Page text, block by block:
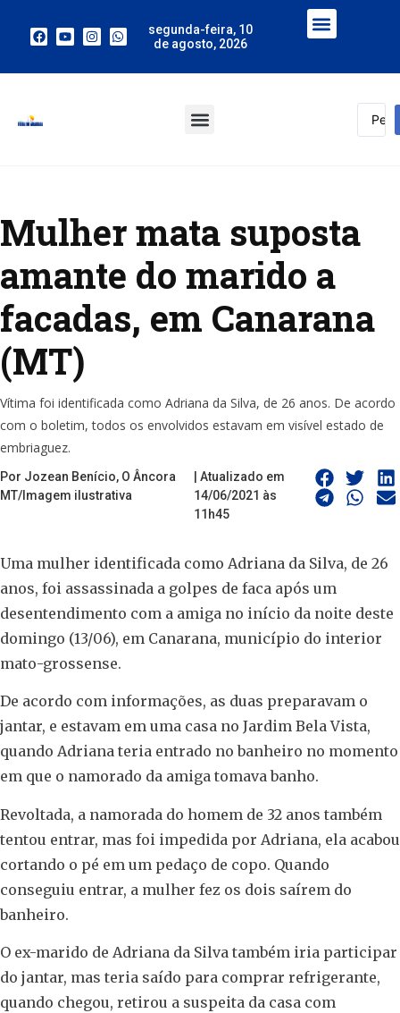
segunda-feira, 10
de agosto, 2026
Mulher mata suposta
amante do marido a
facadas, em Canarana
(MT)
Vítima foi identificada como Adriana da Silva, de 26 anos. De acordo
com o boletim, todos os envolvidos estavam em visível estado de
embriaguez.
Por Jozean Benício, O Âncora
MT/Imagem ilustrativa
| Atualizado em
14/06/2021 às
11h45
Uma mulher identificada como Adriana da Silva, de 26
anos, foi assassinada a golpes de faca após um
desentendimento com a amiga no início da noite deste
domingo (13/06), em Canarana, município do interior
mato-grossense.
De acordo com informações, as duas preparavam o
jantar, e estavam em uma casa no Jardim Bela Vista,
quando Adriana teria entrado no banheiro no momento
em que o namorado da amiga tomava banho.
Revoltada, a namorada do homem de 32 anos também
tentou entrar, mas foi impedida por Adriana, ela acabou
cortando o pé em um pedaço de copo. Quando
conseguiu entrar, a mulher fez os dois saírem do
banheiro.
O ex-marido de Adriana da Silva também iria participar
do jantar, mas teria saído para comprar refrigerante,
quando chegou, retirou a suspeita da casa com